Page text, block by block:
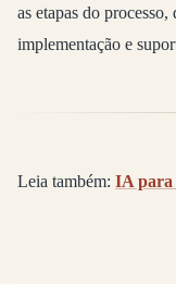
as etapas do
implementação e
Leia também: IA para